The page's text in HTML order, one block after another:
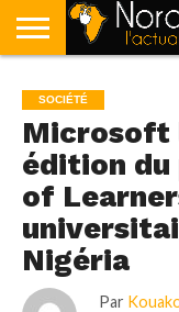
POLITIQUE
SOCIÉTÉ
ECONOMIE
SPORT
LIFESTYLE
SOCIÉTÉ
Microsoft
édition du
of
Nigéria
Par